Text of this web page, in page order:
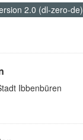
2.0 (dl-zero-de)
Ibbenbüren